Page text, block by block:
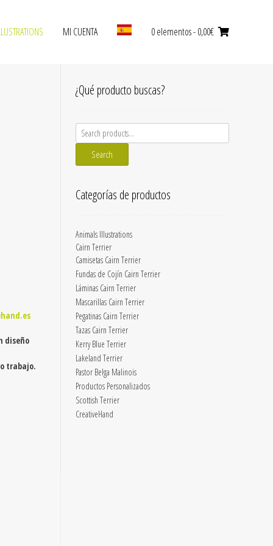
MI CUENTA 0 elementos- 0,00€
diseño
trabajo.
¿Qué producto buscas?
Search
for:
Search
Categorías de productos
Animals Illustrations
Cairn Terrier
Camisetas Cairn Terrier
Fundas de Cojín Cairn Terrier
Láminas Cairn Terrier
Mascarillas Cairn Terrier
Pegatinas Cairn Terrier
Tazas Cairn Terrier
Kerry Blue Terrier
Lakeland Terrier
Pastor Belga Malinois
Productos Personalizados
Scottish Terrier
CreativeHand